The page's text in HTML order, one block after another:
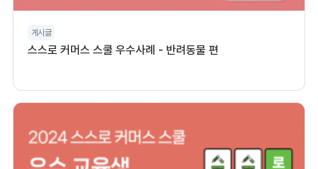
게시글
스스로 커머스 스쿨 우수사례 - 반려동물 편